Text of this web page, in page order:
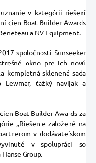
v kategórii riešení
cien Boat Builder Awards
a NV Equipment.
spoločnosti Sunseeker
okno pre ich novú
kompletná sklenená sada
Lewmar, ťažký navijak a
Boat Builder Awards za
„Riešenie založené na
v dodávateľskom
v spolupráci so
Group.